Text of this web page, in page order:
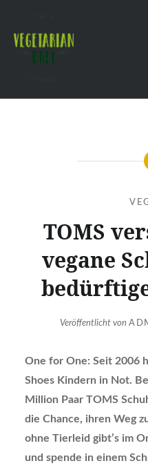
Inhalt
Vegetarian Only
TOMS
vegane
Veröffentlicht von
One for One: Seit 2006
Shoes Kindern in Not.
Million Paar TOMS
die Chance, ihren Weg
ohne Tierleid gibt’s im
und spende in einem